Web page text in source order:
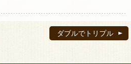
ダブルでトリプル